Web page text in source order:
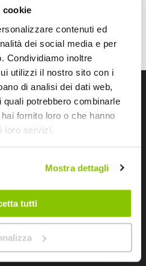
cookie
contenuti ed
dei social media e per
Condividiamo inoltre
utilizzi il nostro sito con i
di analisi dei dati web,
potrebbero combinarle
fornito loro o che hanno
loro servizi.
Mostra dettagli
tutti
Speedup
per il tuo primo acquisto online!